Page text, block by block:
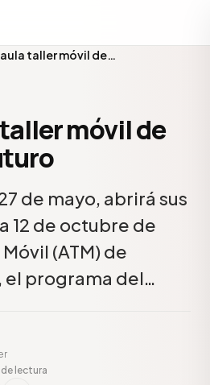
taller móvil de…
móvil de
de mayo, abrirá sus
12 de octubre de
(ATM) de
el programa del…
de lectura